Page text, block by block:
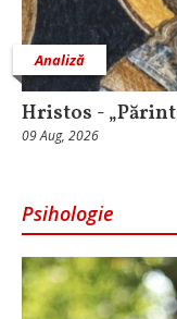
Analiză
Hristos -
09 Aug, 2026
Psihologie